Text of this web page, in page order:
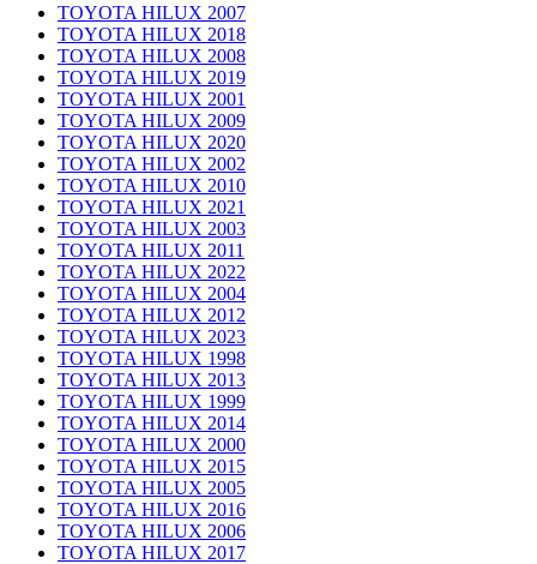
TOYOTA HILUX 2007
TOYOTA HILUX 2018
TOYOTA HILUX 2008
TOYOTA HILUX 2019
TOYOTA HILUX 2001
TOYOTA HILUX 2009
TOYOTA HILUX 2020
TOYOTA HILUX 2002
TOYOTA HILUX 2010
TOYOTA HILUX 2021
TOYOTA HILUX 2003
TOYOTA HILUX 2011
TOYOTA HILUX 2022
TOYOTA HILUX 2004
TOYOTA HILUX 2012
TOYOTA HILUX 2023
TOYOTA HILUX 1998
TOYOTA HILUX 2013
TOYOTA HILUX 1999
TOYOTA HILUX 2014
TOYOTA HILUX 2000
TOYOTA HILUX 2015
TOYOTA HILUX 2005
TOYOTA HILUX 2016
TOYOTA HILUX 2006
TOYOTA HILUX 2017